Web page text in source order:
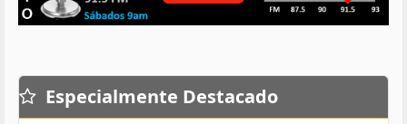
Especialmente Destacado